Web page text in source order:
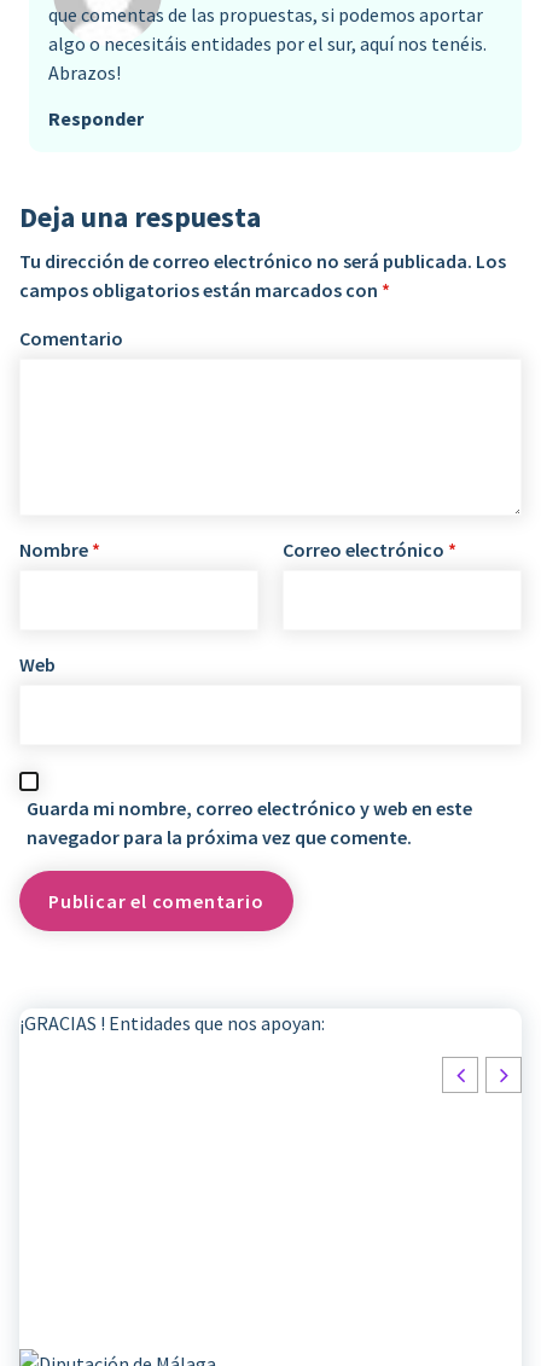
que comentas de las propuestas, si podemos aportar
algo o necesitáis entidades por el sur, aquí nos tenéis.
Abrazos!
Responder
Deja una respuesta
Tu dirección de correo electrónico no será publicada. Los
campos obligatorios están marcados con *
Comentario
Nombre * Correo electrónico *
Web
Guarda mi nombre, correo electrónico y web en este
navegador para la próxima vez que comente.
¡GRACIAS ! Entidades que nos apoyan: